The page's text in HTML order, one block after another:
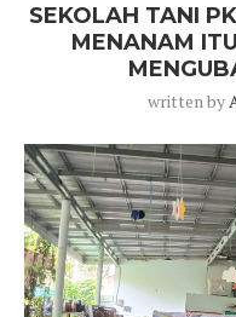
SEKOLAH TANI
MENANAM
written by